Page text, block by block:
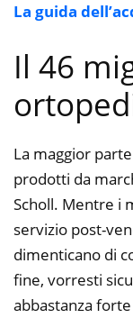
La guida
Il 46
La maggior
prodotti da
Scholl. Mentre i
servizio post-
dimenticano di
fine, vorresti
abbastanza